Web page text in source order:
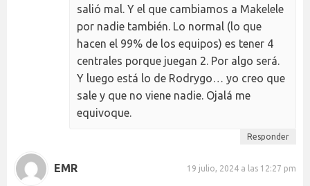
salió mal. Y el que cambiamos a Makelele
por nadie también. Lo normal (lo que
hacen el 99% de los equipos) es tener 4
centrales porque juegan 2. Por algo será.
Y luego está lo de Rodrygo… yo creo que
sale y que no viene nadie. Ojalá me
equivoque.
Responder
EMR 19 julio, 2024 a las 12:27 pm